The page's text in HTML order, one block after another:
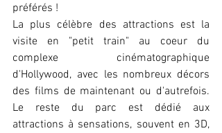
préférés !
La plus célèbre des attractions est la
visite en "petit train" au coeur du
complexe cinématographique
d'Hollywood, avec les nombreux décors
des films de maintenant ou d'autrefois.
Le reste du parc est dédié aux
attractions à sensations, souvent en 3D,